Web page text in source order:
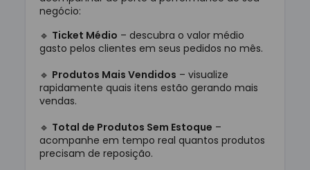
negócio:
🔹 Ticket Médio – descubra o valor médio
gasto pelos clientes em seus pedidos no mês.
🔹 Produtos Mais Vendidos – visualize
rapidamente quais itens estão gerando mais
vendas.
🔹 Total de Produtos Sem Estoque –
acompanhe em tempo real quantos produtos
precisam de reposição.